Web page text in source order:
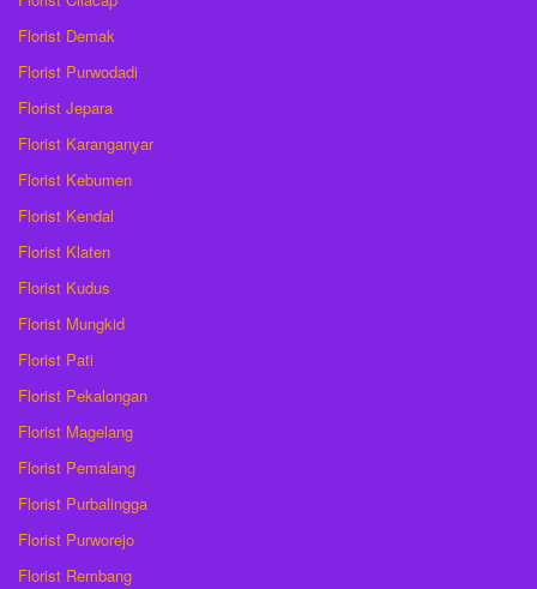
Florist Demak
Florist Purwodadi
Florist Jepara
Florist Karanganyar
Florist Kebumen
Florist Kendal
Florist Klaten
Florist Kudus
Florist Mungkid
Florist Pati
Florist Pekalongan
Florist Magelang
Florist Pemalang
Florist Purbalingga
Florist Purworejo
Florist Rembang